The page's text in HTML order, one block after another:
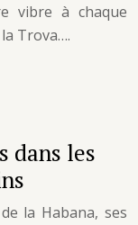
vibre à chaque
la Trova….
dans les
la Habana, ses